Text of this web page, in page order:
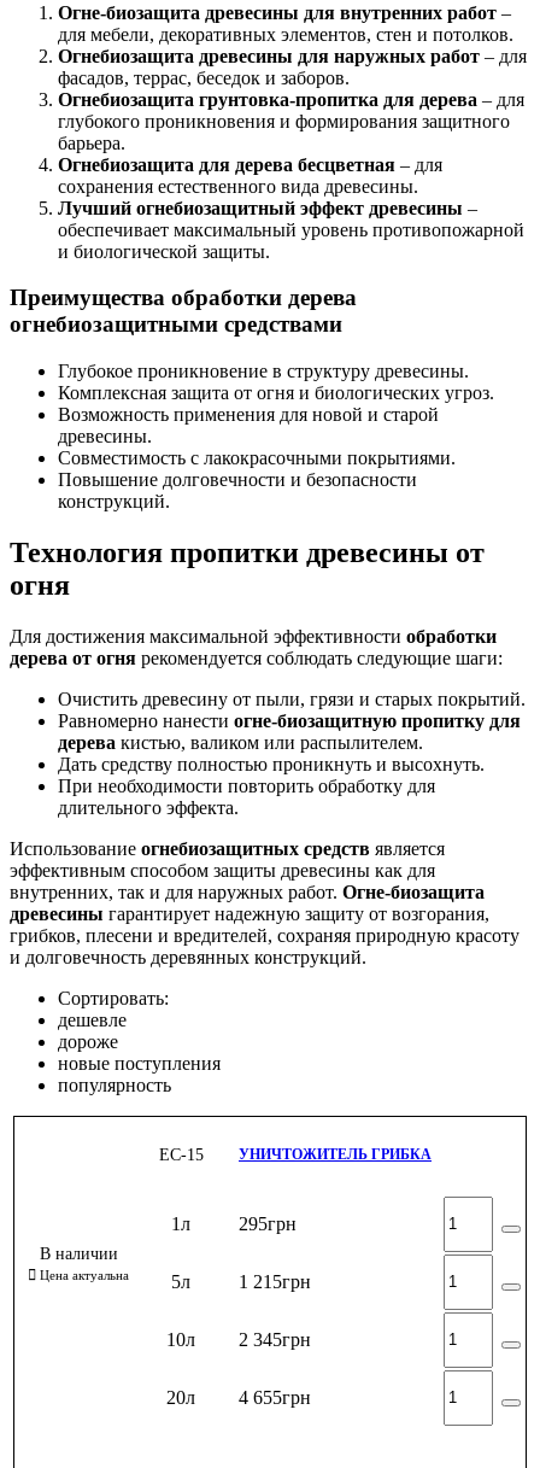
Огне-биозащита древесины для внутренних работ –
для мебели, декоративных элементов, стен и потолков.
Огнебиозащита древесины для наружных работ – для
фасадов, террас, беседок и заборов.
Огнебиозащита грунтовка-пропитка для дерева – для
глубокого проникновения и формирования защитного
барьера.
Огнебиозащита для дерева бесцветная – для
сохранения естественного вида древесины.
Лучший огнебиозащитный эффект древесины –
обеспечивает максимальный уровень противопожарной
и биологической защиты.
Преимущества обработки дерева
огнебиозащитными средствами
Глубокое проникновение в структуру древесины.
Комплексная защита от огня и биологических угроз.
Возможность применения для новой и старой
древесины.
Совместимость с лакокрасочными покрытиями.
Повышение долговечности и безопасности
конструкций.
Технология пропитки древесины от
огня
Для достижения максимальной эффективности обработки
дерева от огня рекомендуется соблюдать следующие шаги:
Очистить древесину от пыли, грязи и старых покрытий.
Равномерно нанести огне-биозащитную пропитку для
дерева кистью, валиком или распылителем.
Дать средству полностью проникнуть и высохнуть.
При необходимости повторить обработку для
длительного эффекта.
Использование огнебиозащитных средств является
эффективным способом защиты древесины как для
внутренних, так и для наружных работ. Огне-биозащита
древесины гарантирует надежную защиту от возгорания,
грибков, плесени и вредителей, сохраняя природную красоту
и долговечность деревянных конструкций.
Сортировать:
дешевле
дороже
новые поступления
популярность
ЕС-15 УНИЧТОЖИТЕЛЬ ГРИБКА
1л 295грн
5л 1 215грн
10л 2 345грн
20л 4 655грн